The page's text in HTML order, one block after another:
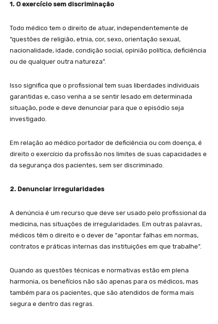
1. O exercício sem discriminação
Todo médico tem o direito de atuar, independentemente de
“questões de religião, etnia, cor, sexo, orientação sexual,
nacionalidade, idade, condição social, opinião política, deficiência
ou de qualquer outra natureza”.
Isso significa que o profissional tem suas liberdades individuais
garantidas e, caso venha a se sentir lesado em determinada
situação, pode e deve denunciar para que o episódio seja
investigado.
Em relação ao médico portador de deficiência ou com doença, é
direito o exercício da profissão nos limites de suas capacidades e
da segurança dos pacientes, sem ser discriminado.
2. Denunciar irregularidades
A denúncia é um recurso que deve ser usado pelo profissional da
medicina, nas situações de irregularidades. Em outras palavras,
médicos têm o direito e o dever de “apontar falhas em normas,
contratos e práticas internas das instituições em que trabalhe”.
Quando as questões técnicas e normativas estão em plena
harmonia, os benefícios não são apenas para os médicos, mas
também para os pacientes, que são atendidos de forma mais
segura e dentro das regras.